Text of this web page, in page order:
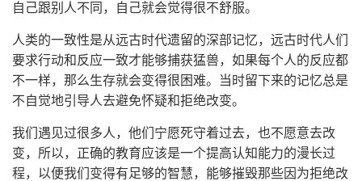
自己跟别人不同，自己就会觉得很不舒服。
人类的一致性是从远古时代遗留的深部记忆，远古时代人们
要求行动和反应一致才能够捕获猛兽，如果每个人的反应都
不一样，那么生存就会变得很困难。当时留下来的记忆总是
不自觉地引导人去避免怀疑和拒绝改变。
我们遇见过很多人，他们宁愿死守着过去，也不愿意去改
变，所以，正确的教育应该是一个提高认知能力的漫长过
程，以便我们变得有足够的智慧，能够摧毁那些因为拒绝改